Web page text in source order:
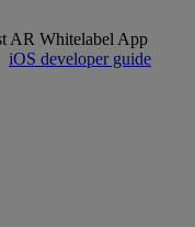
AR Whitelabel App
iOS developer guide